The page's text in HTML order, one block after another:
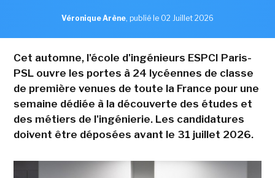
Véronique Arène, publié le 02 Juillet 2026
Cet automne, l'école d'ingénieurs ESPCI Paris-
PSL ouvre les portes à 24 lycéennes de classe
de première venues de toute la France pour une
semaine dédiée à la découverte des études et
des métiers de l'ingénierie. Les candidatures
doivent être déposées avant le 31 juillet 2026.